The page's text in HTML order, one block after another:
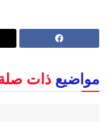
مواضيع ذات